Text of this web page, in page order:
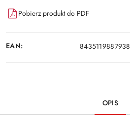
Pobierz produkt do PDF
EAN: 8435119887938
OPIS